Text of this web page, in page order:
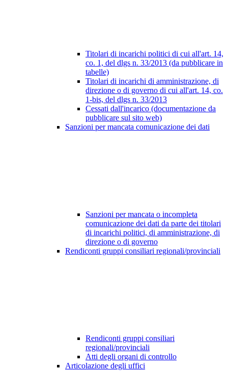
Titolari di incarichi politici di cui all'art. 14,
co. 1, del dlgs n. 33/2013 (da pubblicare in
tabelle)
Titolari di incarichi di amministrazione, di
direzione o di governo di cui all'art. 14, co.
1-bis, del dlgs n. 33/2013
Cessati dall'incarico (documentazione da
pubblicare sul sito web)
Sanzioni per mancata comunicazione dei dati
Sanzioni per mancata o incompleta
comunicazione dei dati da parte dei titolari
di incarichi politici, di amministrazione, di
direzione o di governo
Rendiconti gruppi consiliari regionali/provinciali
Rendiconti gruppi consiliari
regionali/provinciali
Atti degli organi di controllo
Articolazione degli uffici